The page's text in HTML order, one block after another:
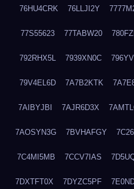
76HU4CRK 76LLJI2Y
77S55623 77TABW20
792RHX5L 7939XN0C
79V4EL6D 7A7B2KTK
7AIBYJBI 7AJR6D3X
7AOSYN3G 7BVHAFGY
7C4MI5MB 7CCV7IAS
7DXTFT0X 7DYZC5PF